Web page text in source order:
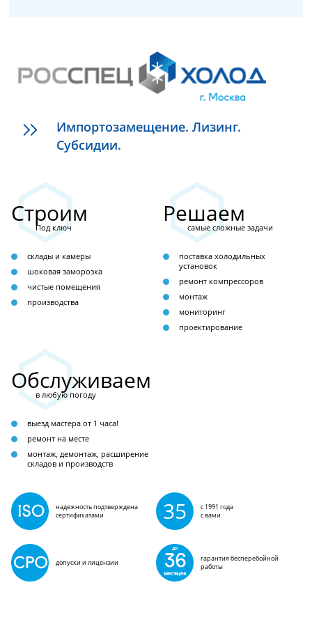
Импортозамещение. Лизинг.
Субсидии.
Строим
Под ключ
склады и камеры
шоковая заморозка
чистые помещения
производства
Решаем
самые сложные задачи
поставка холодильных
установок
ремонт компрессоров
монтаж
мониторинг
проектирование
Обслуживаем
в любую погоду
выезд мастера от 1 часа!
ремонт на месте
монтаж, демонтаж, расширение
складов и производств
надежность подтверждена
сертификатами
35
с 1991 года
с вами
допуски и лицензии
гарантия бесперебойной
работы